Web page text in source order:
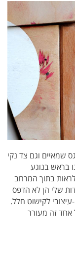
שמאיים וגם צד נקי
בראש בנוגע
בתוך המרחב
שלי הן לא הדפס
לקישוט חלל.
אחד זה מעורר